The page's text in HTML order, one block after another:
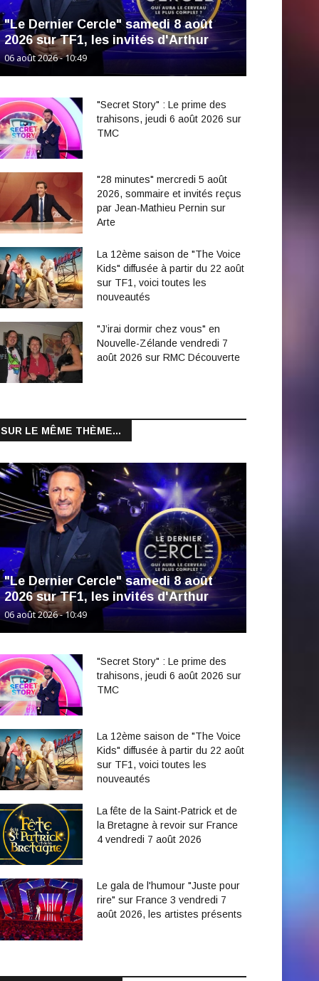
"Le Dernier Cercle" samedi 8 août
2026 sur TF1, les invités d'Arthur
06 août 2026 - 10:49
"Secret Story" : Le prime des
trahisons, jeudi 6 août 2026 sur
TMC
"28 minutes" mercredi 5 août
2026, sommaire et invités reçus
par Jean-Mathieu Pernin sur
Arte
La 12ème saison de "The Voice
Kids" diffusée à partir du 22 août
sur TF1, voici toutes les
nouveautés
"J’irai dormir chez vous" en
Nouvelle-Zélande vendredi 7
août 2026 sur RMC Découverte
SUR LE MÊME THÈME...
"Le Dernier Cercle" samedi 8 août
2026 sur TF1, les invités d'Arthur
06 août 2026 - 10:49
"Secret Story" : Le prime des
trahisons, jeudi 6 août 2026 sur
TMC
La 12ème saison de "The Voice
Kids" diffusée à partir du 22 août
sur TF1, voici toutes les
nouveautés
La fête de la Saint-Patrick et de
la Bretagne à revoir sur France
4 vendredi 7 août 2026
Le gala de l'humour "Juste pour
rire" sur France 3 vendredi 7
août 2026, les artistes présents